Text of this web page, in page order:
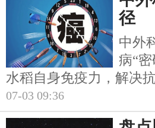
径
中外
病“
水稻自身免疫力，解决
07-03 09:36